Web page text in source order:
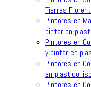
Tierras
Pintores en
pintar en
Pintores en
y pintar en
Pintores en
en plastico
Pintores en